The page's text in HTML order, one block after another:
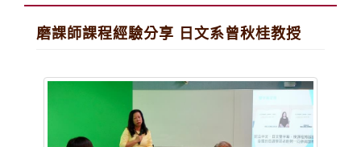
磨課師課程經驗分享 日文系曾秋桂教授